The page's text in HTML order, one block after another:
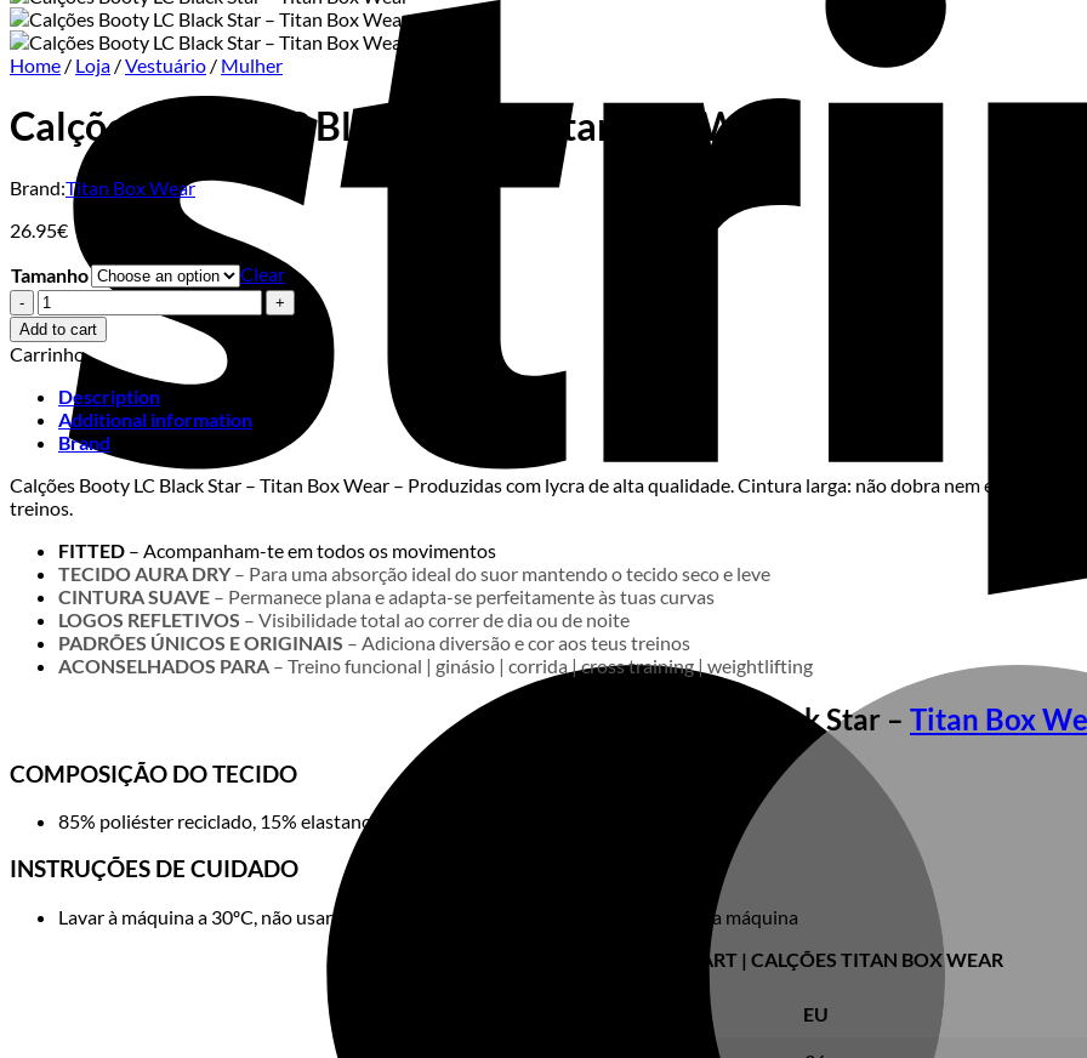
Home / Loja /Vestuário / Mulher
Calções Booty LC Black Star – Titan Box Wear
Brand:Titan Box Wear
26.95€
Tamanho
Clear
Calções
Booty
LC
Black
Star
–
Titan
Box
Wear
quantity
Add to cart
Carrinho
Description
Additional information
Brand
Calções Booty LC Black Star – Titan Box Wear – Produzidas com lycra de alta qualidade. Cintura larga: não dobra nem
treinos.
FITTED – Acompanham-te em todos os movimentos
TECIDO AURA DRY– Para uma absorção ideal do suor mantendo o tecido seco e leve
CINTURA SUAVE – Permanece plana e adapta-se perfeitamente às tuas curvas
LOGOS REFLETIVOS – Visibilidade total ao correr de dia ou de noite
PADRÕES ÚNICOS E ORIGINAIS – Adiciona diversão e cor aos teus treinos
ACONSELHADOS PARA – Treino funcional | ginásio | corrida | cross training | weightlifting
Calções Booty LC Black Star – Titan Box
COMPOSIÇÃO DO TECIDO
85% poliéster reciclado, 15% elastano
INSTRUÇÕES DE CUIDADO
Lavar à máquina a 30ºC, não usar lixívia ou cloro, não passar a ferro, não secar na máquina
SIZE CHART | CALÇÕES TITAN BOX WEAR
EU